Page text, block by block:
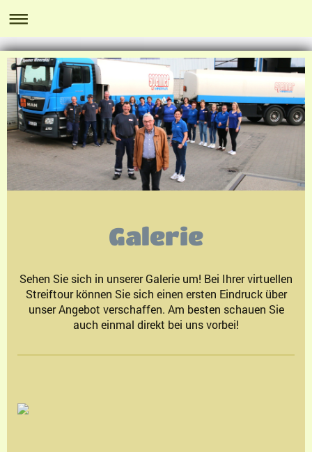
Galerie
Sehen Sie sich in unserer Galerie um! Bei Ihrer virtuellen
Streiftour können Sie sich einen ersten Eindruck über
unser Angebot verschaffen. Am besten schauen Sie
auch einmal direkt bei uns vorbei!